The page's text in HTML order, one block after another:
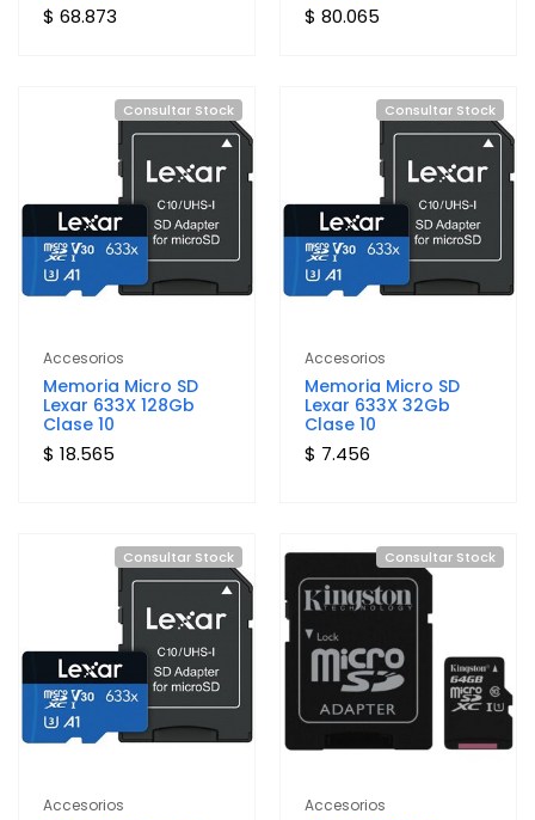
$ 68.873 $ 80.065
Consultar Stock
Accesorios
Memoria Micro SD
Lexar 633X 128Gb
Clase 10
$ 18.565
Consultar Stock
Accesorios
Memoria Micro SD
Lexar 633X 32Gb
Clase 10
$ 7.456
Consultar Stock
Accesorios
Consultar Stock
Accesorios